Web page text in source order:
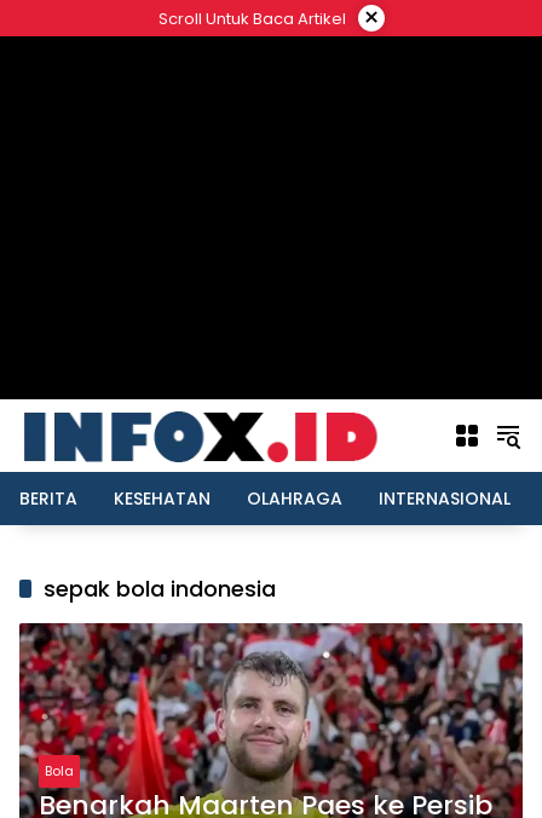
ke
Scroll Untuk Baca Artikel ×
BERITA KESEHATAN OLAHRAGA INTERNASIONAL
sepak bola indonesia
Bola
Benarkah Maarten Paes ke Persib